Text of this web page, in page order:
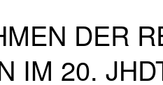
DER
IM 20.